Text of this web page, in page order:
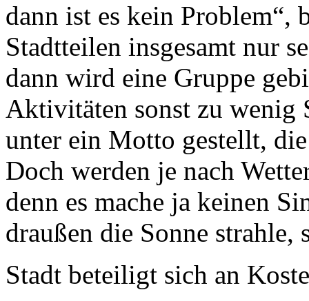
dann ist es kein Problem“,
Stadtteilen insgesamt nur
dann wird eine Gruppe
Aktivitäten sonst zu wenig
unter ein Motto gestellt,
Doch werden je nach
denn es mache ja keinen
draußen die Sonne strahle,
Stadt beteiligt sich an